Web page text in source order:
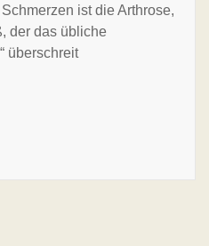
ist die Arthrose,
der das übliche
überschreit